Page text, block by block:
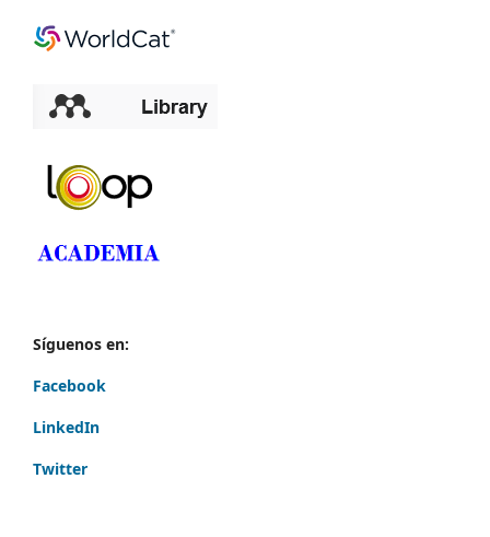
Síguenos en:
Facebook
LinkedIn
Twitter